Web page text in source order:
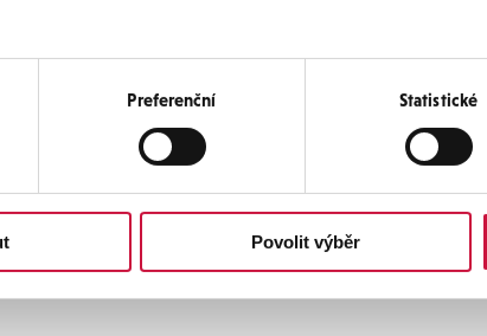
Preferenční Statistické
Povolit výběr
Odeslat